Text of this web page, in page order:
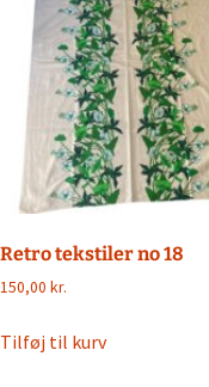
Retro tekstiler no 18
150,00 kr.
Tilføj til kurv